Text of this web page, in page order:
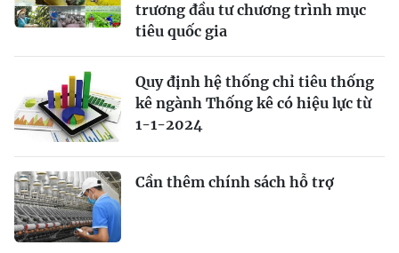
trương đầu tư chương trình mục
tiêu quốc gia
Quy định hệ thống chỉ tiêu thống
kê ngành Thống kê có hiệu lực từ
1-1-2024
Cần thêm chính sách hỗ trợ